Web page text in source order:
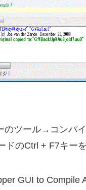
のツール→コンパイ
ドのCtrl + F7キー
GUI to Compile